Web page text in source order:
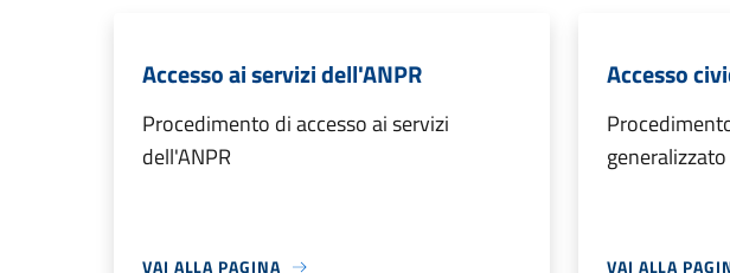
Accesso ai servizi dell'ANPR
Procedimento di accesso ai servizi
dell'ANPR
VAI ALLA PAGINA
Accesso
generalizzato
VAI ALLA